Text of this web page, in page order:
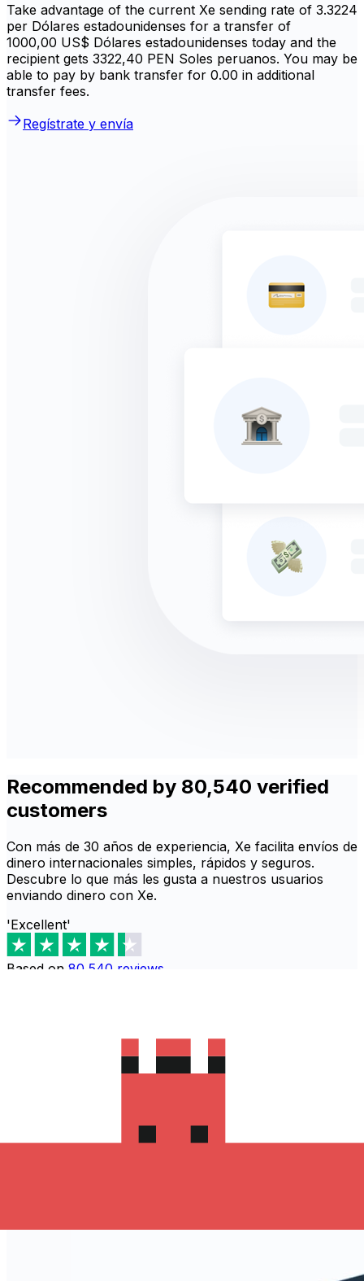
Take advantage of the current Xe sending rate of 3.3224
per Dólares estadounidenses for a transfer of
1000,00 US$ Dólares estadounidenses today and the
recipient gets 3322,40 PEN Soles peruanos. You may be
able to pay by bank transfer for 0.00 in additional
transfer fees.
Regístrate y envía
Recommended by 80,540 verified
customers
Con más de 30 años de experiencia, Xe facilita envíos de
dinero internacionales simples, rápidos y seguros.
Descubre lo que más les gusta a nuestros usuarios
enviando dinero con Xe.
'Excellent'
Based on 80,540 reviews
comenzar a enviar dinero a Perú
comisiones ocultas. Descarga la aplicación de Xe para
iOS o android y empieza a enviar dinero a Perú hoy!